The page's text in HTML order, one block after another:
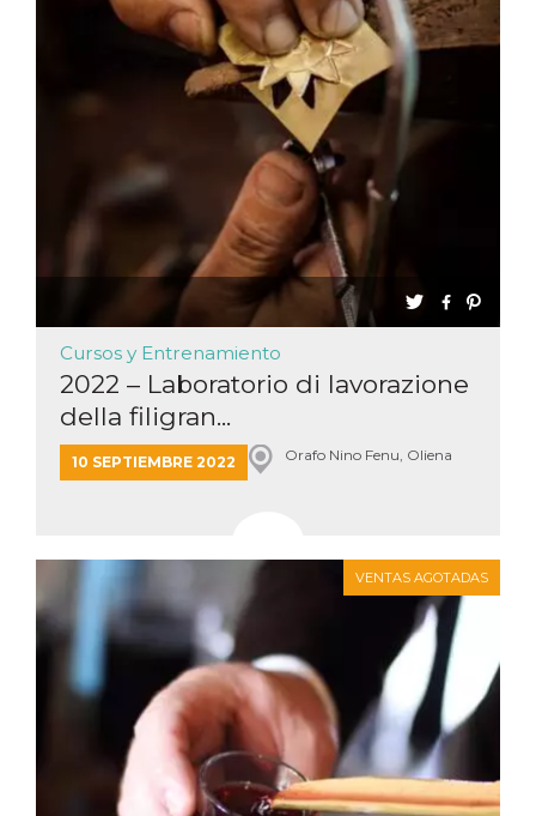
Cursos y Entrenamiento
2022 – Laboratorio di lavorazione
della filigran...
10 SEPTIEMBRE 2022 Orafo Nino Fenu, Oliena
VENTAS AGOTADAS